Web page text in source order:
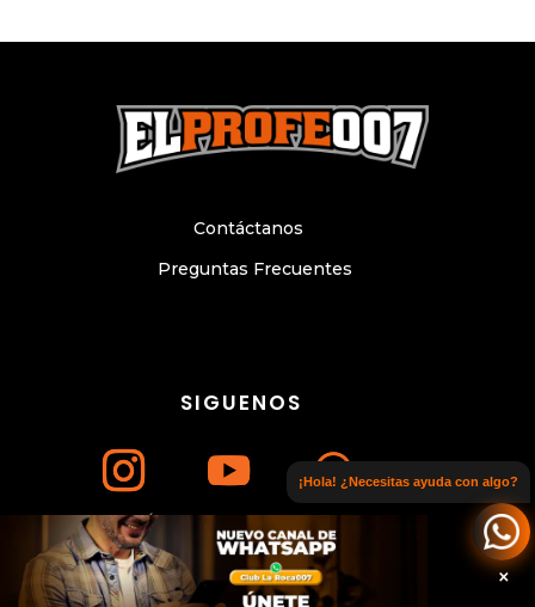
SIGUENOS
Únete a nuestro canal de WhatsApp
Preguntas Frecuentes
Contáctanos
© Copyright 2024. Todos los derechos
reservados. Sitio web elaborado por
WWW.CESARLITTLE.COM
¡Hola! ¿Necesitas ayuda con algo?
×